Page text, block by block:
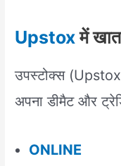
Upstoxमें
उपस्टोक्स
अपना डीमैट और
ONLINE